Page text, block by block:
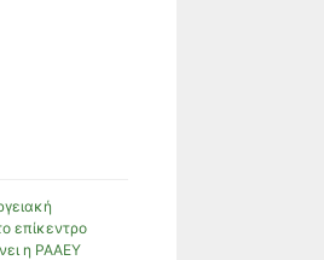
επίκεντρο
η ΡΑΑΕΥ